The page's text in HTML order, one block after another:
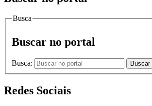
Busca
Buscar no portal
Busca: Buscar
Redes Sociais